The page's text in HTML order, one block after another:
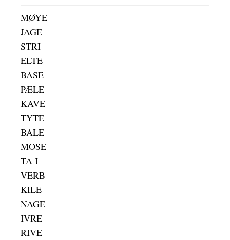
MØYE
JAGE
STRI
ELTE
BASE
PÆLE
KAVE
TYTE
BALE
MOSE
TA I
VERB
KILE
NAGE
IVRE
RIVE